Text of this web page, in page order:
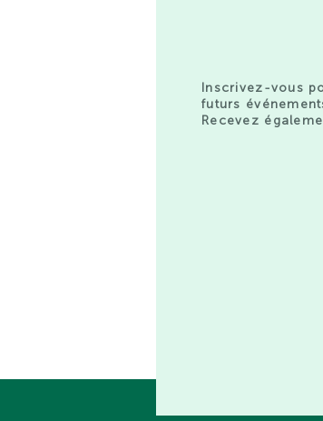
Inscrivez-vous
futurs
Recevez